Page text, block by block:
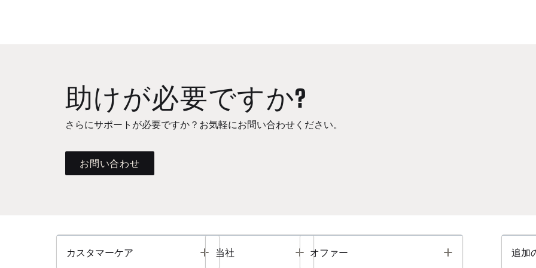
助けが必要ですか?
さらにサポートが必要ですか？お気軽にお問い合わせください。
お問い合わせ
カスタマーケア Toggle
当社 Toggle
オファー Toggle 追加